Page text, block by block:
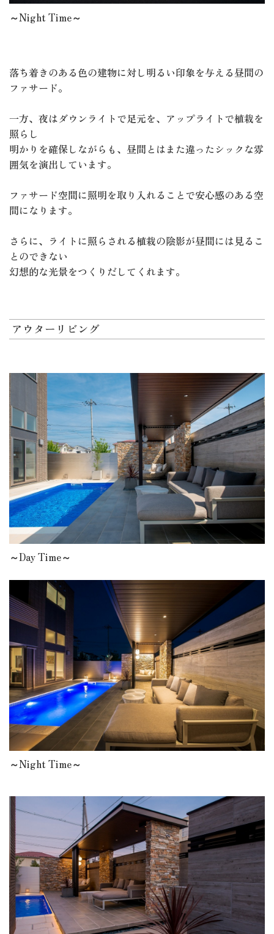
～Night Time～
落ち着きのある色の建物に対し明るい印象を与える昼間の
ファサード。
一方、夜はダウンライトで足元を、アップライトで植栽を
照らし
明かりを確保しながらも、昼間とはまた違ったシックな雰
囲気を演出しています。
ファサード空間に照明を取り入れることで安心感のある空
間になります。
さらに、ライトに照らされる植栽の陰影が昼間には見るこ
とのできない
幻想的な光景をつくりだしてくれます。
アウターリビング
～Day Time～
～Night Time～